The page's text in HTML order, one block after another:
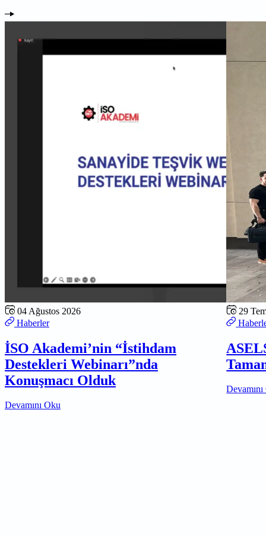
04 Ağustos 2026
Haberler
İSO Akademi’nin “İstihdam
Destekleri Webinarı”nda
Konuşmacı Olduk
Devamını Oku
29